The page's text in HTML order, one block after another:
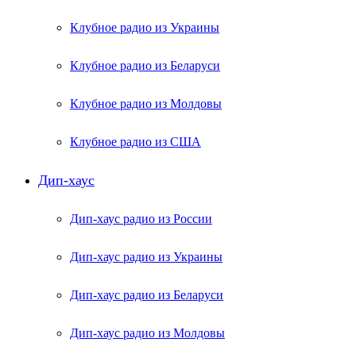
Клубное радио из Украины
Клубное радио из Беларуси
Клубное радио из Молдовы
Клубное радио из США
Дип-хаус
Дип-хаус радио из России
Дип-хаус радио из Украины
Дип-хаус радио из Беларуси
Дип-хаус радио из Молдовы